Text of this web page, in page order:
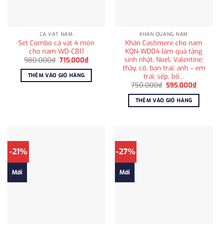
CÀ VẠT NAM
Set Combo cà vạt 4 món
cho nam WD-CB11
980.000₫ Giá
là:
980.000₫.
715.000₫Giá
hiện
tại
715.000₫.
THÊM VÀO GIỎ HÀNG
KHĂN QUÀNG NAM
Khăn Cashmere cho nam
KQN-WD04 làm quà tặng
sinh nhật, Noel, Valentine;
thầy, cô; bạn trai; anh – em
trai; sếp, bố…
750.000₫ Giá
là:
750.000₫.
595.000₫Giá
hiện
tại
THÊM VÀO GIỎ HÀNG
-21%
Mới
-27%
Mới